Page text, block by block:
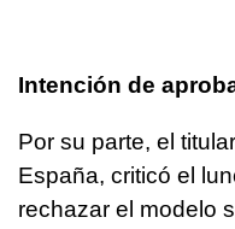
Intención de
Por su parte, el
España, criticó el
rechazar el modelo